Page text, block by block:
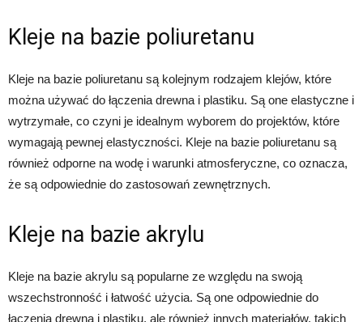
Kleje na bazie poliuretanu
Kleje na bazie poliuretanu są kolejnym rodzajem klejów, które
można używać do łączenia drewna i plastiku. Są one elastyczne i
wytrzymałe, co czyni je idealnym wyborem do projektów, które
wymagają pewnej elastyczności. Kleje na bazie poliuretanu są
również odporne na wodę i warunki atmosferyczne, co oznacza,
że są odpowiednie do zastosowań zewnętrznych.
Kleje na bazie akrylu
Kleje na bazie akrylu są popularne ze względu na swoją
wszechstronność i łatwość użycia. Są one odpowiednie do
łączenia drewna i plastiku, ale również innych materiałów, takich